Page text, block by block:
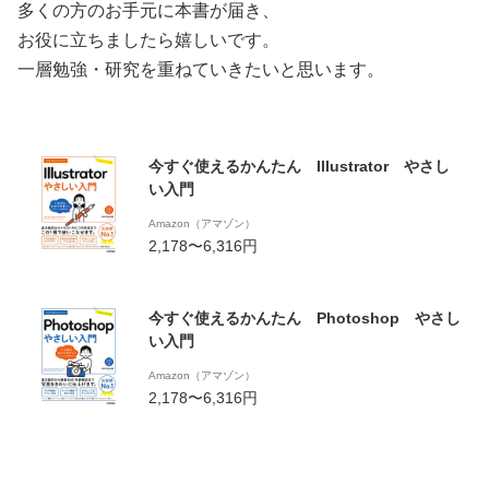
多くの方のお手元に本書が届き、
お役に立ちましたら嬉しいです。
一層勉強・研究を重ねていきたいと思います。
今すぐ使えるかんたん Illustrator やさし
い入門
Amazon（アマゾン）
2,178〜6,316円
今すぐ使えるかんたん Photoshop やさし
い入門
Amazon（アマゾン）
2,178〜6,316円